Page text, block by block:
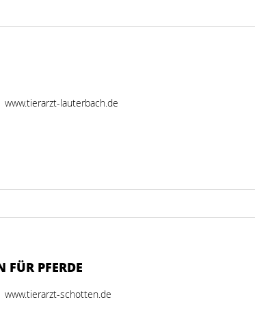
www.tierarzt-lauterbach.de
FÜR PFERDE
www.tierarzt-schotten.de